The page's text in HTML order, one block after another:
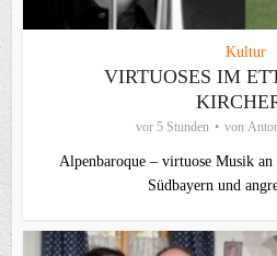
Kultur
VIRTUOSES IM
vor 5 Stunden von
Alpenbaroque – virtuose Musik
Südbayern und